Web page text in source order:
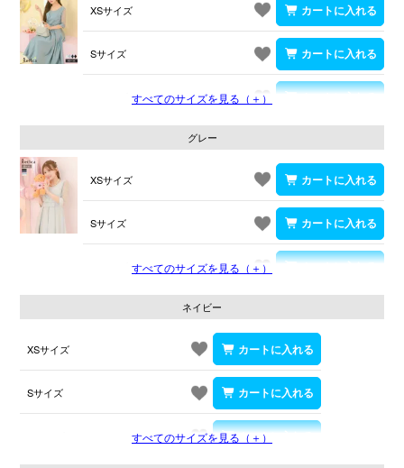
XSサイズ
Sサイズ
すべてのサイズを見る（＋）
グレー
XSサイズ
Sサイズ
すべてのサイズを見る（＋）
ネイビー
XSサイズ
Sサイズ
すべてのサイズを見る（＋）